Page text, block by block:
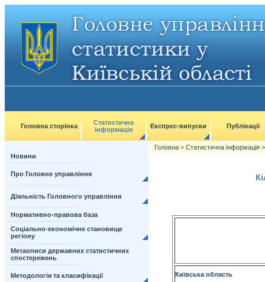
Головна сторінка
Статистична
інформація
Експрес-випуски Публікації
Новини
Про Головне управління
Діяльність Головного управління
Нормативно-правова база
Соціально-економічне становище
регіону
Метаописи державних статистичних
спостережень
Методологія та класифікації
Головна > Статистична інформація
Київська область